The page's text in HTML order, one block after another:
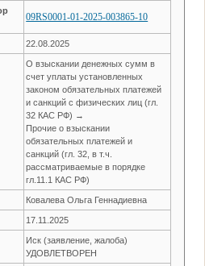
09RS0001-01-2025-003865-10
22.08.2025
О взыскании денежных сумм в
счет уплаты установленных
законом обязательных платежей
и санкций с физических лиц (гл.
32 КАС РФ) →
Прочие о взыскании
обязательных платежей и
санкций (гл. 32, в т.ч.
рассматриваемые в порядке
гл.11.1 КАС РФ)
Ковалева Ольга Геннадиевна
17.11.2025
Иск (заявление, жалоба)
УДОВЛЕТВОРЕН